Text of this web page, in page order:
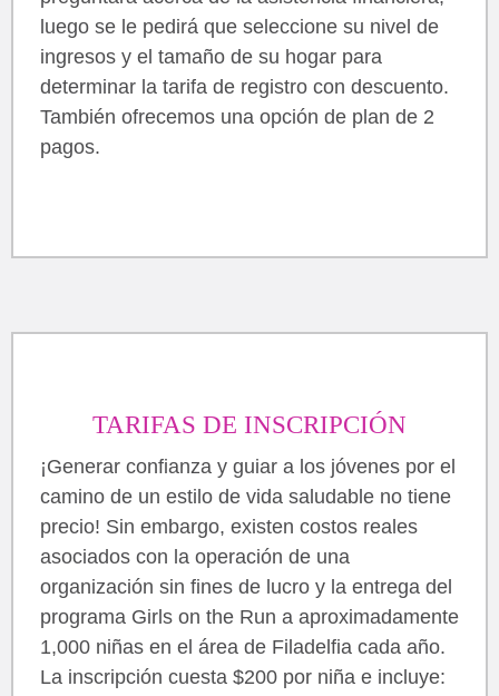
luego se le pedirá que seleccione su nivel de
ingresos y el tamaño de su hogar para
determinar la tarifa de registro con descuento.
También ofrecemos una opción de plan de 2
pagos.
TARIFAS DE INSCRIPCIÓN
¡Generar confianza y guiar a los jóvenes por el
camino de un estilo de vida saludable no tiene
precio! Sin embargo, existen costos reales
asociados con la operación de una
organización sin fines de lucro y la entrega del
programa Girls on the Run a aproximadamente
1,000 niñas en el área de Filadelfia cada año.
La inscripción cuesta $200 por niña e incluye: